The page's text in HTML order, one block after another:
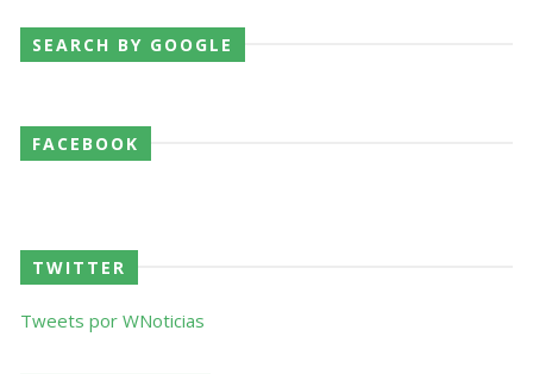
SEARCH BY GOOGLE
FACEBOOK
TWITTER
Tweets por WNoticias